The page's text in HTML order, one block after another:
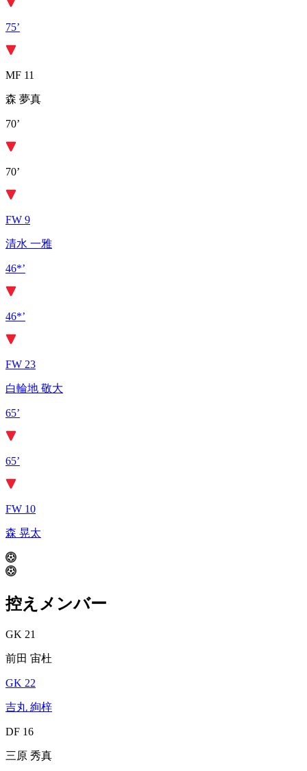
75’
MF 11
森 夢真
70’
70’
FW 9
清水 一雅
46*’
46*’
FW 23
白輪地 敬大
65’
65’
FW 10
森 晃太
控えメンバー
GK 21
前田 宙杜
GK 22
吉丸 絢梓
DF 16
三原 秀真